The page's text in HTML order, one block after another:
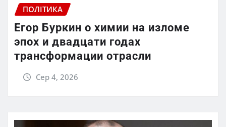
ПОЛІТИКА
Егор Буркин о химии на изломе
эпох и двадцати годах
трансформации отрасли
Сер 4, 2026